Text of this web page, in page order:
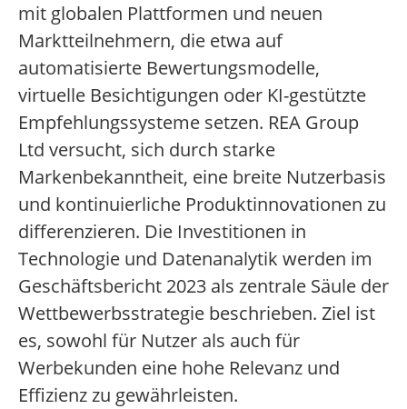
mit globalen Plattformen und neuen
Marktteilnehmern, die etwa auf
automatisierte Bewertungsmodelle,
virtuelle Besichtigungen oder KI-gestützte
Empfehlungssysteme setzen. REA Group
Ltd versucht, sich durch starke
Markenbekanntheit, eine breite Nutzerbasis
und kontinuierliche Produktinnovationen zu
differenzieren. Die Investitionen in
Technologie und Datenanalytik werden im
Geschäftsbericht 2023 als zentrale Säule der
Wettbewerbsstrategie beschrieben. Ziel ist
es, sowohl für Nutzer als auch für
Werbekunden eine hohe Relevanz und
Effizienz zu gewährleisten.